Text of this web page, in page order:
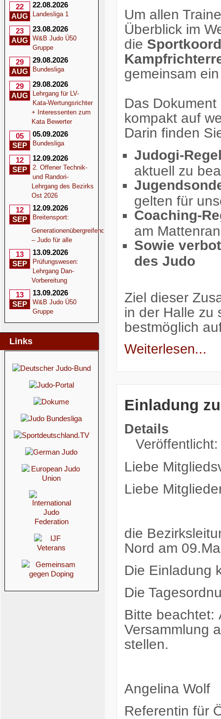
22
AUG
22.08.2026
Landesliga 1
23
AUG
23.08.2026
W&B Judo Ü50
Gruppe
29
AUG
29.08.2026
Bundesliga
29
AUG
29.08.2026
Lehrgang für LV-
Kata-Wertungsrichter
+ Interessenten zum
Kata Bewerter
05
SEP
05.09.2026
Bundesliga
12
SEP
12.09.2026
2. Offener Technik-
und Randori-
Lehrgang des Bezirks
Ost 2026
12
SEP
12.09.2026
Breitensport:
Generationenübergreifend
– Judo für alle
13
SEP
13.09.2026
Prüfungswesen:
Lehrgang Dan-
Vorbereitung
13
SEP
13.09.2026
W&B Judo Ü50
Gruppe
Links
Um allen
Überblick im
die
gemeinsam
Das
kompakt auf
Darin finden
Judogi-
aktuell zu
gelten für
Coaching-
am
Sowie
des Judo
Ziel dieser
in der Halle zu
bestmöglich
Weiterlesen...
Einladung
Details
Liebe
Liebe
die
Nord am
Die Einladung
Die
Bitte beachtet:
Versammlung
stellen.
Angelina Wolf
Referentin für